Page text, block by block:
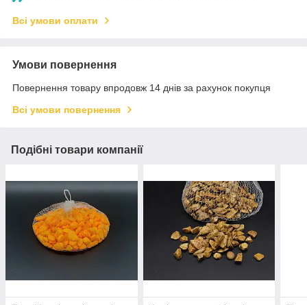
Всі умови оплати
Умови повернення
Повернення товару впродовж 14 днів за рахунок покупця
Всі умови повернення
Подібні товари компанії